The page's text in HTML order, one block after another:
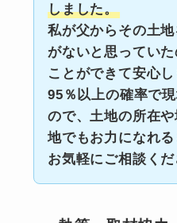
しました。
私が父からその土
がないと思ってい
ことができて安心し
95％以上の確率で
ので、土地の所在
地でもお力になれる
お気軽にご相談くだ